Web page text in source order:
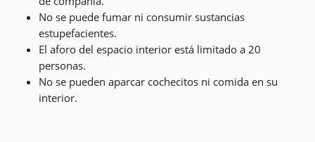
No se puede fumar ni consumir sustancias
estupefacientes.
El aforo del espacio interior está limitado a 20
personas.
No se pueden aparcar cochecitos ni comida en su
interior.